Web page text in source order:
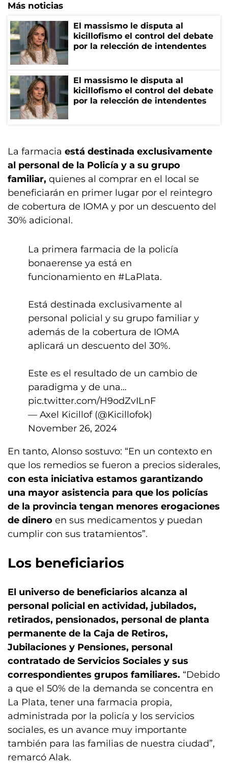
Más noticias
El massismo le disputa al
kicillofismo el control del debate
por la relección de intendentes
El massismo le disputa al
kicillofismo el control del debate
por la relección de intendentes
La farmacia está destinada exclusivamente
al personal de la Policía y a su grupo
familiar, quienes al comprar en el local se
beneficiarán en primer lugar por el reintegro
de cobertura de IOMA y por un descuento del
30% adicional.
La primera farmacia de la policía
bonaerense ya está en
funcionamiento en #LaPlata.
Está destinada exclusivamente al
personal policial y su grupo familiar y
además de la cobertura de IOMA
aplicará un descuento del 30%.
Este es el resultado de un cambio de
paradigma y de una…
pic.twitter.com/H9odZvILnF
— Axel Kicillof (@Kicillofok)
November 26, 2024
En tanto, Alonso sostuvo: “En un contexto en
que los remedios se fueron a precios siderales,
con esta iniciativa estamos garantizando
una mayor asistencia para que los policías
de la provincia tengan menores erogaciones
de dinero en sus medicamentos y puedan
cumplir con sus tratamientos”.
Los beneficiarios
El universo de beneficiarios alcanza al
personal policial en actividad, jubilados,
retirados, pensionados, personal de planta
permanente de la Caja de Retiros,
Jubilaciones y Pensiones, personal
contratado de Servicios Sociales y sus
correspondientes grupos familiares. “Debido
a que el 50% de la demanda se concentra en
La Plata, tener una farmacia propia,
administrada por la policía y los servicios
sociales, es un avance muy importante
también para las familias de nuestra ciudad”,
remarcó Alak.